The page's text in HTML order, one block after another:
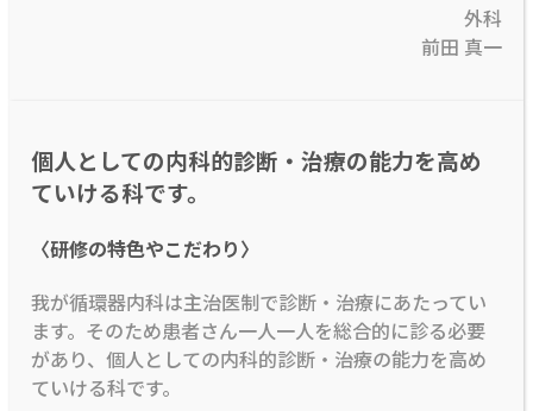
外科
前田 真一
個人としての内科的診断・治療の能力を高め
ていける科です。
〈研修の特色やこだわり〉
我が循環器内科は主治医制で診断・治療にあたってい
ます。そのため患者さん一人一人を総合的に診る必要
があり、個人としての内科的診断・治療の能力を高め
ていける科です。